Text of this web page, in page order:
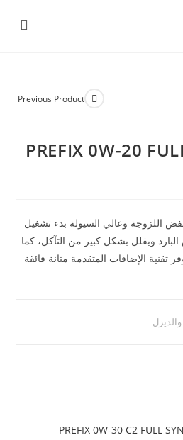
Previous Product
PREFIX 0W-20
اللزوجة وعالي السيولة بدء تشغيل
ويقلل بشكل كبير من التآكل، كما
تقنية الإضافات المتقدمة متانة فائقة